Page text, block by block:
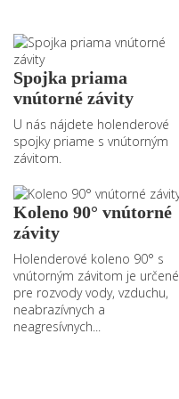
Spojka priama
vnútorné závity
U nás nájdete holenderové
spojky priame s vnútorným
závitom.
Koleno 90° vnútorné
závity
Holenderové koleno 90° s
vnútorným závitom je určené
pre rozvody vody, vzduchu,
neabrazívnych a
neagresívnych...